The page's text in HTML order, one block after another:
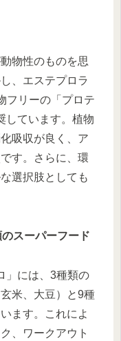
物性のものを思
、エステプロラ
フリーの「プロテ
しています。植物
吸収が良く、ア
す。さらに、環
選択肢としても
スーパーフード
」には、3種類の
米、大豆）と9種
ます。これによ
、ワークアウト